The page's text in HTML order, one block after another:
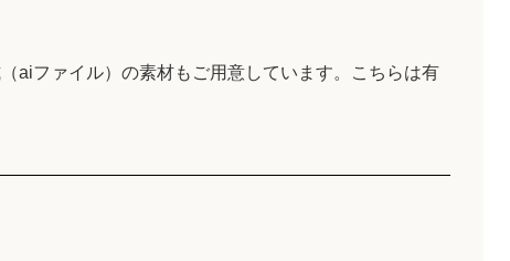
aiファイル）の素材もご用意しています。こちらは有